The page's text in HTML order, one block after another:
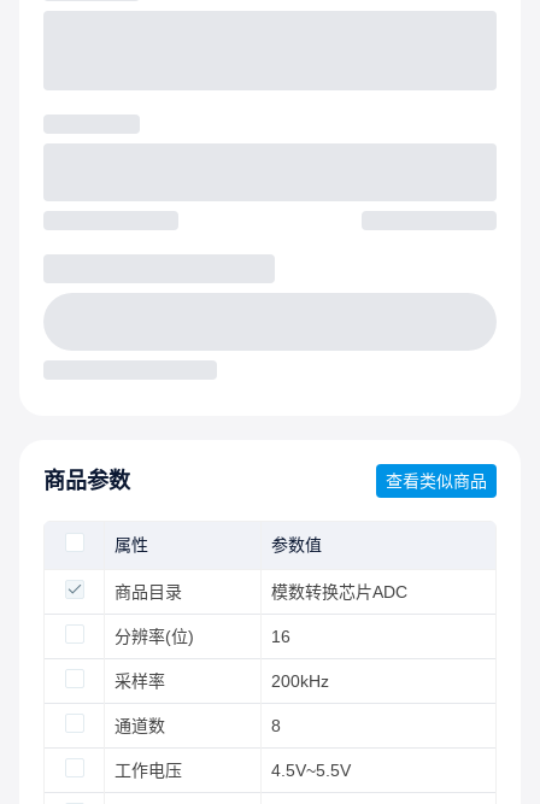
商品参数 查看类似商品
属性 参数值
商品目录 模数转换芯片ADC
分辨率(位) 16
采样率 200kHz
通道数 8
工作电压 4.5V~5.5V